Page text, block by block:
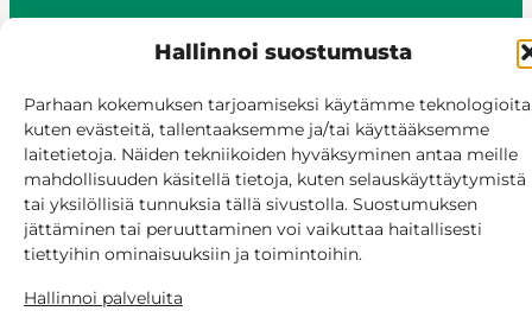
Hallinnoi suostumusta
Parhaan kokemuksen tarjoamiseksi käytämme
kuten evästeitä, tallentaaksemme ja/tai käyttääksemme
laitetietoja. Näiden tekniikoiden hyväksyminen antaa meille
mahdollisuuden käsitellä tietoja, kuten selauskäyttäytymistä
tai yksilöllisiä tunnuksia tällä sivustolla. Suostumuksen
jättäminen tai peruuttaminen voi vaikuttaa haitallisesti
tiettyihin ominaisuuksiin ja toimintoihin.
Hallinnoi palveluita
Anna palautetta
Asioi verkossa
Laskutus ja maksaminen
Saavutettavuus
Evästekäytäntö
Hallitse suostumusta